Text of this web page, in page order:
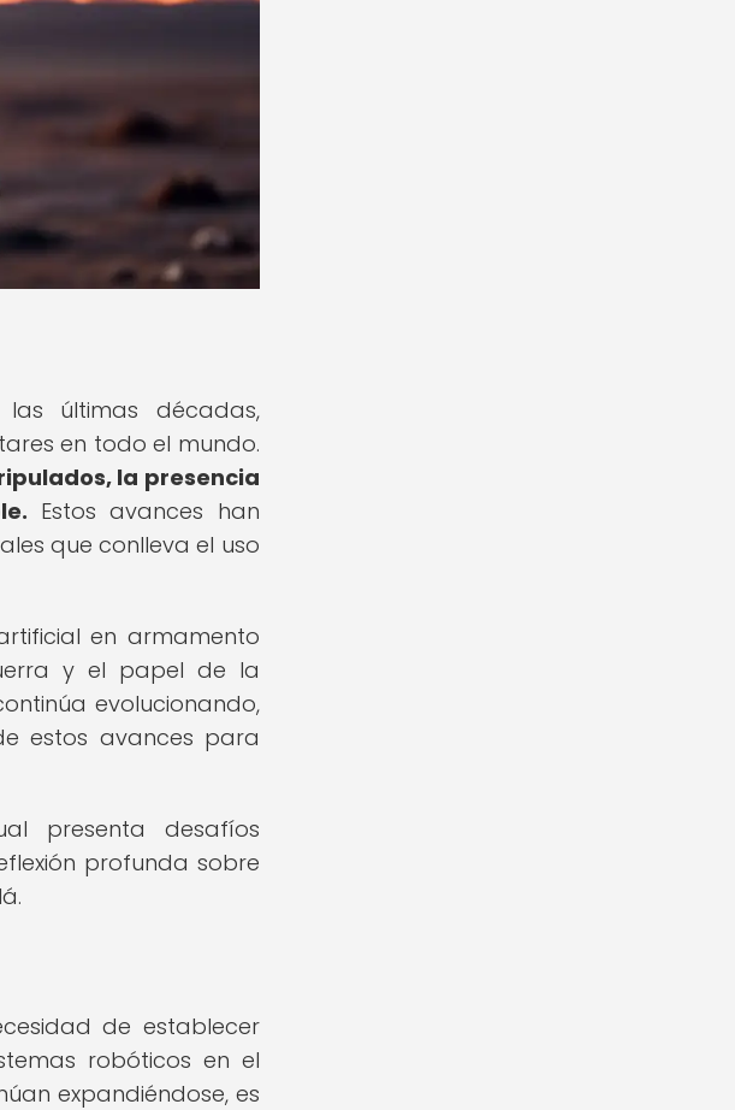
últimas décadas,
en todo el mundo.
la presencia
Estos avances han
que conlleva el uso
en armamento
y el papel de la
evolucionando,
estos avances para
presenta desafíos
profunda sobre
de establecer
robóticos en el
expandiéndose, es